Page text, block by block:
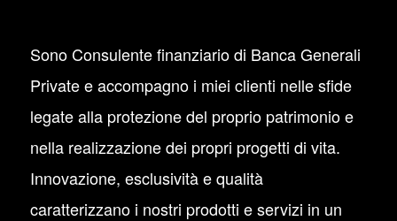
Sono Consulente finanziario di Banca Generali
Private e accompagno i miei clienti nelle sfide
legate alla protezione del proprio patrimonio e
nella realizzazione dei propri progetti di vita.
Innovazione, esclusività e qualità
caratterizzano i nostri prodotti e servizi in un